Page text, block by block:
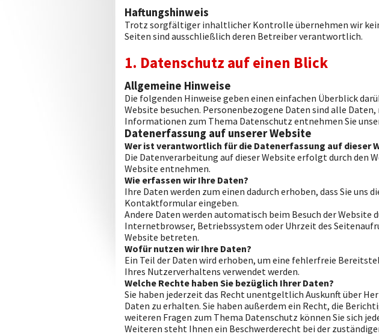
Haftungshinweis
Trotz sorgfältiger inhaltlicher Kontrolle übernehmen wir
Seiten sind ausschließlich deren Betreiber verantwortlich.
1. Datenschutz auf einen Blick
Allgemeine Hinweise
Die folgenden Hinweise geben einen einfachen Überblick
Website besuchen. Personenbezogene Daten sind alle
Informationen zum Thema Datenschutz entnehmen Sie
Datenerfassung auf unserer Website
Wer ist verantwortlich für die Datenerfassung auf dieser
Die Datenverarbeitung auf dieser Website erfolgt durch den
Website entnehmen.
Wie erfassen wir Ihre Daten?
Ihre Daten werden zum einen dadurch erhoben, dass Sie uns
Kontaktformular eingeben.
Andere Daten werden automatisch beim Besuch der Website
Internetbrowser, Betriebssystem oder Uhrzeit des
Website betreten.
Wofür nutzen wir Ihre Daten?
Ein Teil der Daten wird erhoben, um eine fehlerfreie
Ihres Nutzerverhaltens verwendet werden.
Welche Rechte haben Sie bezüglich Ihrer Daten?
Sie haben jederzeit das Recht unentgeltlich Auskunft über
Daten zu erhalten. Sie haben außerdem ein Recht, die
weiteren Fragen zum Thema Datenschutz können Sie sich
Weiteren steht Ihnen ein Beschwerderecht bei der